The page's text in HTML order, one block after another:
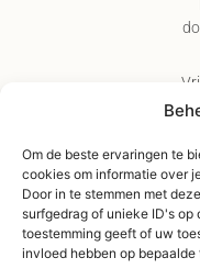
Om de beste ervaringen te
cookies om informatie over
Door in te stemmen met
surfgedrag of unieke ID's op
toestemming geeft of uw
invloed hebben op